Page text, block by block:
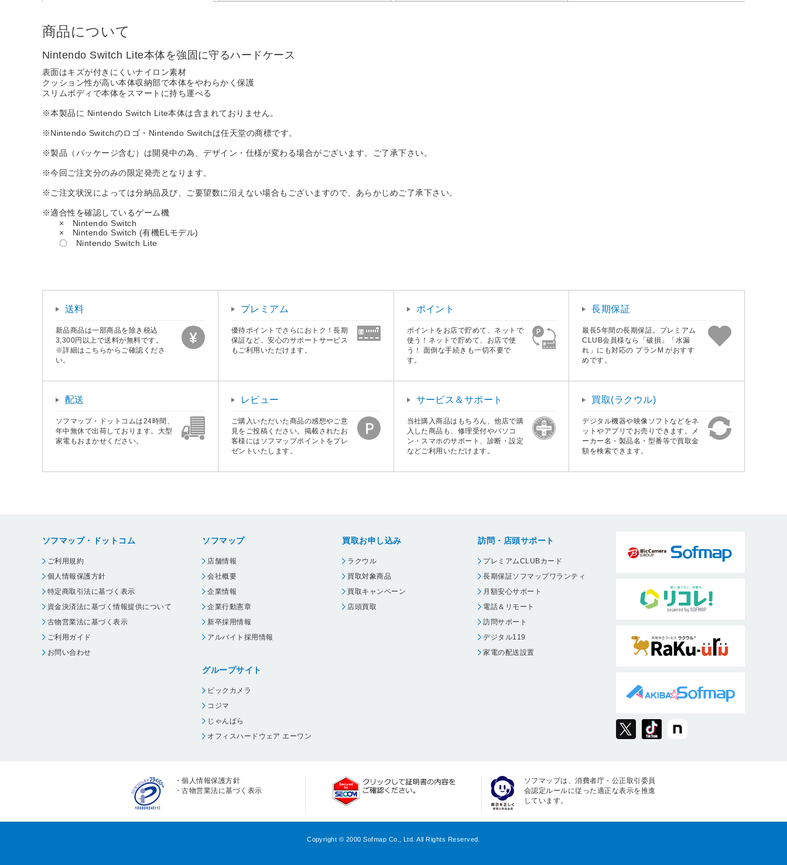
商品について
Nintendo Switch Lite本体を強固に守るハードケース
表面はキズが付きにくいナイロン素材
クッション性が高い本体収納部で本体をやわらかく保護
スリムボディで本体をスマートに持ち運べる
※本製品に Nintendo Switch Lite本体は含まれておりません。
※Nintendo Switchのロゴ・Nintendo Switchは任天堂の商標です。
※製品（パッケージ含む）は開発中の為、デザイン・仕様が変わる場合がございます。ご了承下さい。
※今回ご注文分のみの限定発売となります。
※ご注文状況によっては分納品及び、ご要望数に沿えない場合もございますので、あらかじめご了承下さい。
※適合性を確認しているゲーム機
× Nintendo Switch
× Nintendo Switch (有機ELモデル)
〇 Nintendo Switch Lite
送料
新品商品は一部商品を除き税込
3,300円以上で送料が無料です。
※詳細はこちらからご確認くださ
い。
プレミアム
優待ポイントでさらにおトク！長期
保証など、安心のサポートサービス
もご利用いただけます。
ポイント
ポイントをお店で貯めて、ネットで
使う！ネットで貯めて、お店で使
う！ 面倒な手続きも一切不要で
す。
長期保証
最長5年間の長期保証。プレミアム
CLUB会員様なら「破損」「水漏
れ」にも対応の プランM がおすす
めです。
配送
ソフマップ・ドットコムは24時間、
年中無休で出荷しております。大型
家電もおまかせください。
レビュー
ご購入いただいた商品の感想やご意
見をご投稿ください。掲載されたお
客様にはソフマップポイントをプレ
ゼントいたします。
サービス＆サポート
当社購入商品はもちろん、他店で購
入した商品も、修理受付やパソコ
ン・スマホのサポート、診断・設定
などご利用いただけます。
買取(ラクウル)
デジタル機器や映像ソフトなどをネ
ットやアプリでお売りできます。メ
ーカー名・製品名・型番等で買取金
額を検索できます。
ソフマップ・ドットコム
ご利用規約
個人情報保護方針
特定商取引法に基づく表示
資金決済法に基づく情報提供について
古物営業法に基づく表示
ご利用ガイド
お問い合わせ
ソフマップ
店舗情報
会社概要
企業情報
企業行動憲章
新卒採用情報
アルバイト採用情報
グループサイト
ビックカメラ
コジマ
じゃんぱら
オフィスハードウェア エーワン
買取お申し込み
ラクウル
買取対象商品
買取キャンペーン
店頭買取
訪問・店頭サポート
プレミアムCLUBカード
長期保証ソフマップワランティ
月額安心サポート
電話＆リモート
訪問サポート
デジタル119
家電の配送設置
・個人情報保護方針
・古物営業法に基づく表示
ソフマップは、消費者庁・公正取引委員
会認定ルールに従った適正な表示を推進
しています。
Copyright © 2000 Sofmap Co., Ltd. All Rights Reserved.